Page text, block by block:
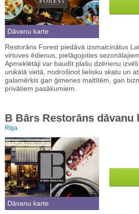
Dāvanu karte
Restorāns Forest piedāvā izsmalcinātus
virtuves ēdienus, pielāgojoties
Apmeklētāji var baudīt plašu dzērienu
unikālā vietā, nodrošinot lielisku skatu un
galamērķis gan ģimenes maltītēm, gan
privātiem pasākumiem.
B Bārs Restorāns dāvanu
Rīga
Dāvanu karte